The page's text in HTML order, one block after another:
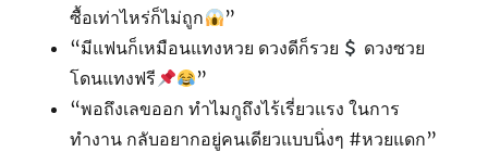
ซื้อเท่าไหร่ก็ไม่ถูก
”
“มีแฟนก็เหมือนแทงหวย ดวงดีก็รวย
ดวงซวย
โดนแทงฟรี
”
“พอถึงเลขออก ทำไมกูถึงไร้เรี่ยวแรง ในการ
ทำงาน กลับอยากอยู่คนเดียวแบบนิ่งๆ #หวยแดก”